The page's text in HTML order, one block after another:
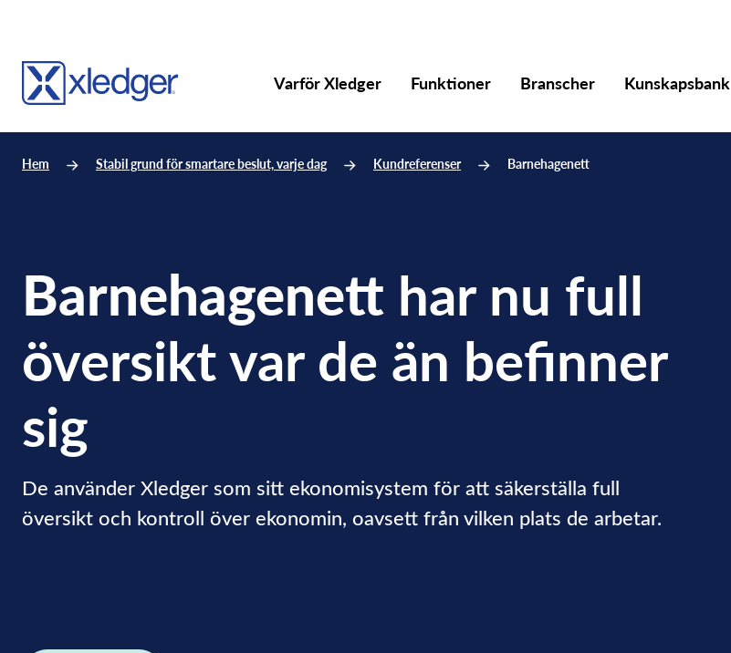
Varför Xledger Funktioner Branscher Kunskapsbank
Hem Stabil grund för smartare beslut, varje dag Kundreferenser Barnehagenett
Barnehagenett har nu full
översikt var de än befinner
sig
De använder Xledger som sitt ekonomisystem för att säkerställa full
översikt och kontroll över ekonomin, oavsett från vilken plats de arbetar.